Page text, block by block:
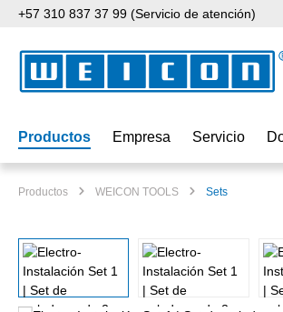
al contenido principal
Saltar a la búsqueda
Saltar a la navegación principal
+57 310 837 37 99 (Servicio de atención)
Productos Empresa Servicio
Productos WEICON TOOLS Sets
Omitir galería de imágenes